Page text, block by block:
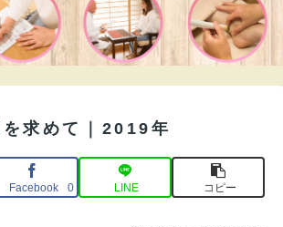
求めて｜2019年
Facebook 0 LINE コピー